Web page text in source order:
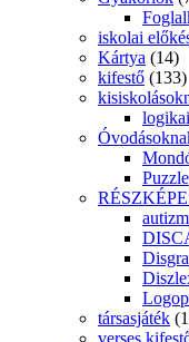
iskolai
Kártya (14)
kifestő (133)
logikai
Puzzle
társasjáték
verses